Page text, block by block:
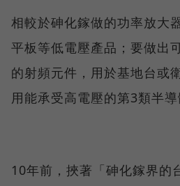
相較於砷化鎵做的功率放大
平板等低電壓產品；要做出
的射頻元件，用於基地台或
用能承受高電壓的第3類半導
10年前，挾著「砷化鎵界的